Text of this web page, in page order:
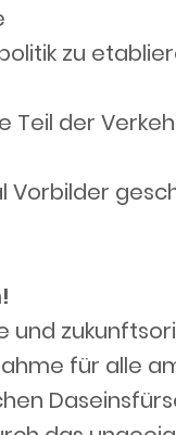
zu
Teil der
Vorbilder
und
für alle